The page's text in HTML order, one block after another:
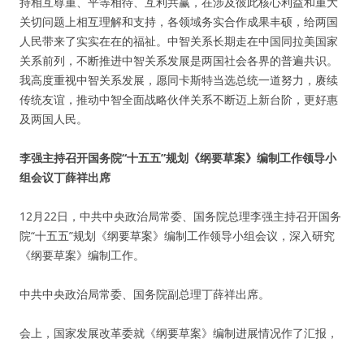
关切问题上相互理解和支持，各领域务实合作成果丰硕，给两国
人民带来了实实在在的福祉。中智关系长期走在中国同拉美国家
关系前列，不断推进中智关系发展是两国社会各界的普遍共识。
我高度重视中智关系发展，愿同卡斯特当选总统一道努力，赓续
传统友谊，推动中智全面战略伙伴关系不断迈上新台阶，更好惠
及两国人民。
李强主持召开国务院“十五五”规划《纲要草案》编制工作领导小
组会议丁薛祥出席
12月22日，中共中央政治局常委、国务院总理李强主持召开国务
院“十五五”规划《纲要草案》编制工作领导小组会议，深入研究
《纲要草案》编制工作。
中共中央政治局常委、国务院副总理丁薛祥出席。
会上，国家发展改革委就《纲要草案》编制进展情况作了汇报，